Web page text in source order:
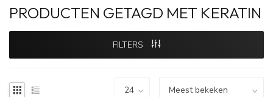
PRODUCTEN GETAGD MET KERATIN
FILTERS